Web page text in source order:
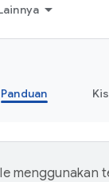
Panduan
menggunakan